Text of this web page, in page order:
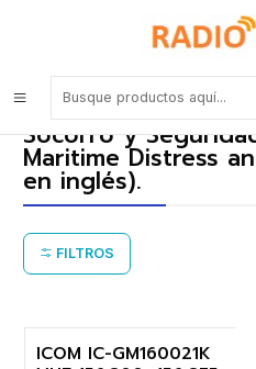
GMDSS significa Sistema Mundial
(Global Maritime Distress and
GMDSS significa
Socorro y
Maritime Distress
en inglés).
FILTROS
ICOM IC-GM160021K